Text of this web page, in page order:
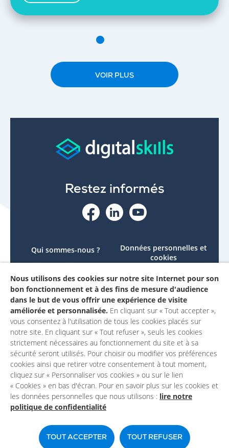
VOIR PLUS
Restez informés
Qui sommes-nous ?
Le projet
Contactez-nous
Mon compte
Données personnelles et
cookies
Accessibilité : non
conforme
Mentions légales
Un site du
Nous utilisons des cookies sur notre site Internet pour son
bon fonctionnement et à des fins de mesure d'audience
dans le but de vous offrir une expérience de visite
améliorée et personnalisée. En cliquant sur « Tout accepter »,
vous consentez à l'utilisation de tous les cookies placés sur
notre site. En cliquant sur « Tout refuser », seuls les cookies
strictement nécessaires au fonctionnement du site et à sa
sécurité seront utilisés. Pour choisir ou modifier vos préférences
cookies ainsi que retirer votre consentement à tout moment,
cliquez sur « Personnaliser vos cookies » ou sur le lien
« Cookies » en bas d'écran. Pour en savoir plus sur les cookies et
les données personnelles que nous utilisons : lire notre
politique de confidentialité
TOUT ACCEPTER TOUT REFUSER